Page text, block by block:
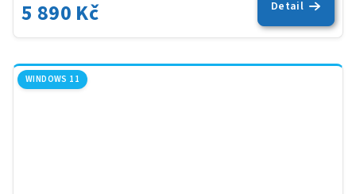
5 890 Kč Detail
WINDOWS 11